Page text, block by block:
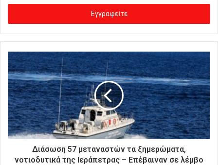
σ
γ
ε
τ
η
ν
η
λ
ε
κ
τ
Διάσωση 57 μεταναστών τα ξημερώματα,
νοτιοδυτικά της Ιεράπετρας – Επέβαιναν σε λέμβο